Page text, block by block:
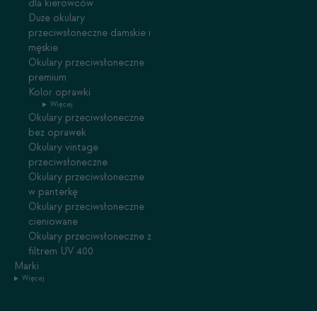
dla kierowców
Duże okulary
przeciwsłoneczne damskie i
męskie
Okulary przeciwsłoneczne
premium
Kolor oprawki
Więcej
Okulary przeciwsłoneczne
bez oprawek
Okulary vintage
przeciwsłoneczne
Okulary przeciwsłoneczne
w panterkę
Okulary przeciwsłoneczne
cieniowane
Okulary przeciwsłoneczne z
filtrem UV 400
Marki
Więcej